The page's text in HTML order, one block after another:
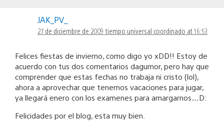
JAK_PV_
27 de diciembre de 2009 tiempo universal coordinado at 16:53
Felices fiestas de invierno, como digo yo xDD!! Estoy de
acuerdo con tus dos comentarios dagumor, pero hay que
comprender que estas fechas no trabaja ni cristo (lol),
ahora a aprovechar que tenemos vacaciones para jugar,
ya llegará enero con los examenes para amargarnos…D:
Felicidades por el blog, esta muy bien.